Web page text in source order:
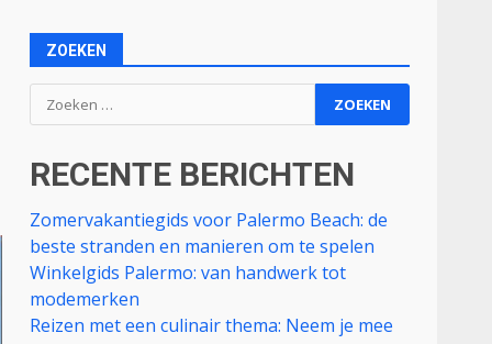
ZOEKEN
Zoeken
naar:
RECENTE BERICHTEN
Zomervakantiegids voor Palermo Beach: de
beste stranden en manieren om te spelen
Winkelgids Palermo: van handwerk tot
modemerken
Reizen met een culinair thema: Neem je mee